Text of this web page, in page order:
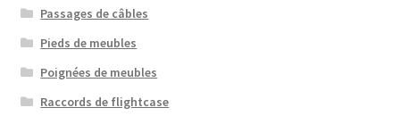
Passages de câbles
Pieds de meubles
Poignées de meubles
Raccords de flightcase